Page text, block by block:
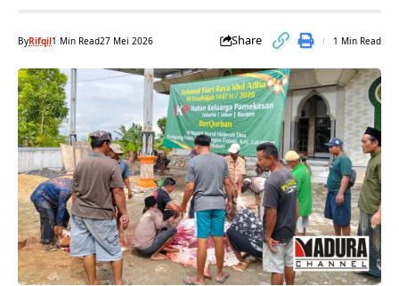
ByRifqil1 Min Read27 Mei 2026 Share 1 Min Read